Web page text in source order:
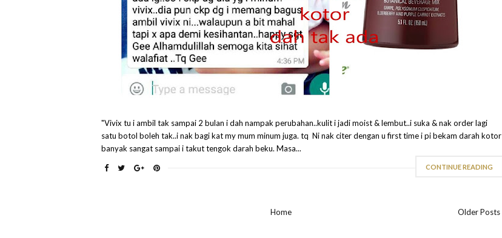
"Vivix tu i ambil tak sampai 2 bulan i dah nampak perubahan..kulit i jadi moist & lembut..i suka & nak order lagi
satu botol boleh tak..i nak bagi kat my mum minum juga. tq Ni nak citer dengan u first time i pi bekam darah kotor
banyak sangat sampai i takut tengok darah beku. Masa...
CONTINUE READING
Older Posts
Home